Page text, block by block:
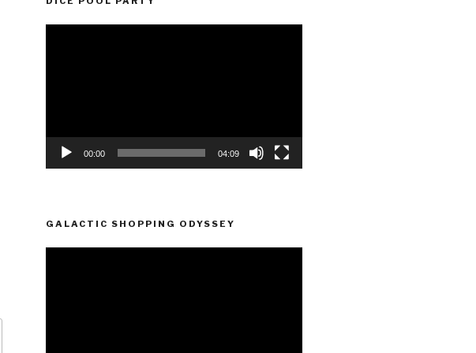
00:00 04:09
GALACTIC SHOPPING ODYSSEY